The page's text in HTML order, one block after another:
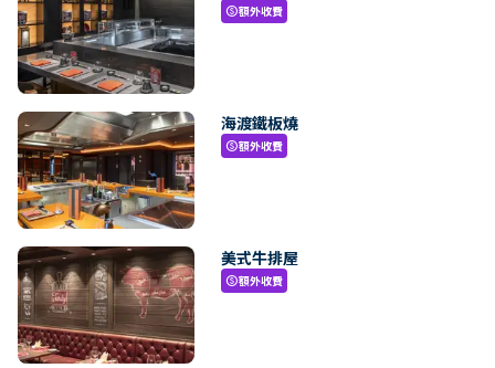
paid額外收費
海渡鐵板燒
paid額外收費
美式牛排屋
paid額外收費